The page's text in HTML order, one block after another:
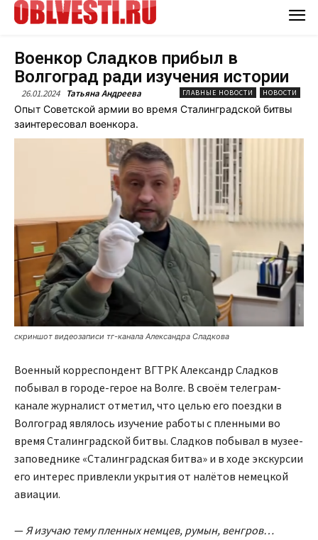
Военкор Сладков прибыл в
Волгоград ради изучения истории
26.01.2024 Татьяна Андреева ГЛАВНЫЕ НОВОСТИ НОВОСТИ
Опыт Советской армии во время Сталинградской битвы
заинтересовал военкора.
скриншот видеозаписи тг-канала Александра Сладкова
Военный корреспондент ВГТРК Александр Сладков
побывал в городе-герое на Волге. В своём телеграм-
канале журналист отметил, что целью его поездки в
Волгоград являлось изучение работы с пленными во
время Сталинградской битвы. Сладков побывал в музее-
заповеднике «Сталинградская битва» и в ходе экскурсии
его интерес привлекли укрытия от налётов немецкой
авиации.
—Я изучаю тему пленных немцев, румын, венгров…